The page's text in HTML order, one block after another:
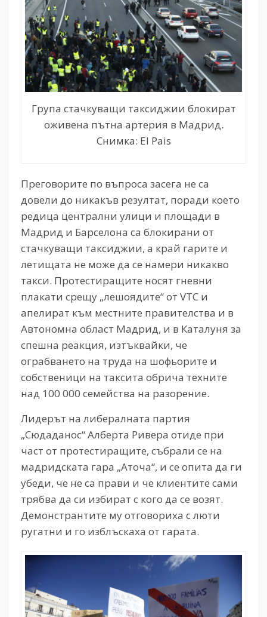
Група стачкуващи таксиджии блокират
оживена пътна артерия в Мадрид.
Снимка: El Pais
Преговорите по въпроса засега не са
довели до никакъв резултат, поради което
редица централни улици и площади в
Мадрид и Барселона са блокирани от
стачкуващи таксиджии, а край гарите и
летищата не може да се намери никакво
такси. Протестиращите носят гневни
плакати срещу „лешоядите“ от VTC и
апелират към местните правителства и в
Автономна област Мадрид, и в Каталуня за
спешна реакция, изтъквайки, че
ограбването на труда на шофьорите и
собственици на таксита обрича техните
над 100 000 семейства на разорение.
Лидерът на либералната партия
„Сюдаданос“ Алберта Ривера отиде при
част от протестиращите, събрали се на
мадридската гара „Аточа“, и се опита да ги
убеди, че не са прави и че клиентите сами
трябва да си избират с кого да се возят.
Демонстрантите му отговориха с люти
ругатни и го изблъскаха от гарата.